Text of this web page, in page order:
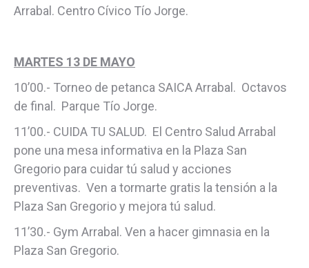
Arrabal. Centro Cívico Tío Jorge.
MARTES 13 DE MAYO
10’00.- Torneo de petanca SAICA Arrabal. Octavos
de final. Parque Tío Jorge.
11’00.- CUIDA TU SALUD. El Centro Salud Arrabal
pone una mesa informativa en la Plaza San
Gregorio para cuidar tú salud y acciones
preventivas. Ven a tormarte gratis la tensión a la
Plaza San Gregorio y mejora tú salud.
11’30.- Gym Arrabal. Ven a hacer gimnasia en la
Plaza San Gregorio.